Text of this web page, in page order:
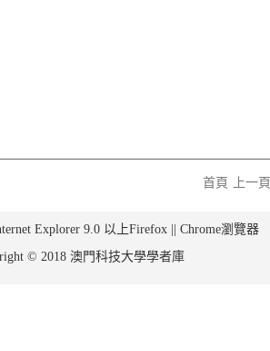
首頁
上一頁
Explorer 9.0 以上Firefox || Chrome瀏覽器
© 2018 澳門科技大學學者庫